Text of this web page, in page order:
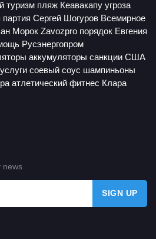
туризм пляж Кеавакапу угроза
Сергей Шогуров Всемирное
Морок Zavozpro порядок Евгения
Русэнергопром
аккумуляторы санкции США
соевый соус шампиньоны
атлетический фитнес Клара
news